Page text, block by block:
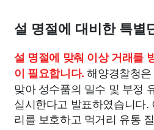
설 명절에 대비한 특별
설 명절에 맞춰 이상 거래를
이 필요합니다.해양경찰청
맞아 성수품의 밀수 및 부정
실시한다고 발표하였습니다.
리를 보호하고 먹거리 유통